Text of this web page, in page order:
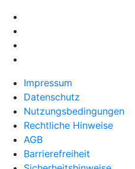
Impressum
Datenschutz
Nutzungsbedingungen
Rechtliche Hinweise
AGB
Barrierefreiheit